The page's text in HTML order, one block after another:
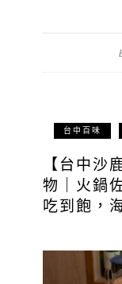
台中百味
【台中沙
物｜火鍋
吃到飽，